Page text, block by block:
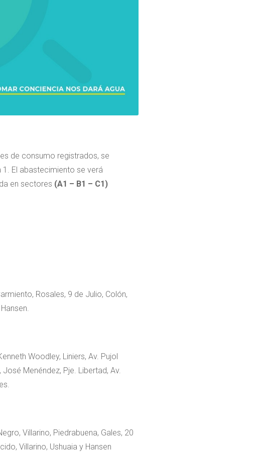
de consumo registrados, se
El abastecimiento se verá
en sectores (A1 – B1 – C1)
Rosales, 9 de Julio, Colón,
Woodley, Liniers, Av. Pujol
Menéndez, Pje. Libertad, Av.
Villarino, Piedrabuena, Gales, 20
Villarino, Ushuaia y Hansen